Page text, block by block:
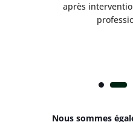
après
Nous sommes